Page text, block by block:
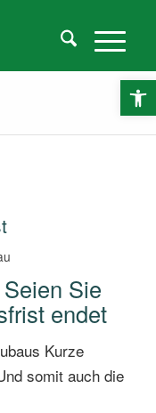
Sie
endet
Kurze
somit auch die